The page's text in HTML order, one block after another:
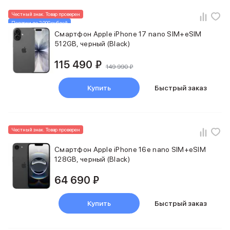
Кабели Lightning
3D Стикеры
Кардхолдеры MagSafe
iPad
iPad Pro 13″
iPad Air 10.9″
iPad
iPad 11″
Объем памяти iPad
iPad 2048 Gb
Честный знак. Товар проверен
Подарки до 2 000 рублей
От 45 090 ₽ в Trade-inСмартфон Apple iPhone 17 nano SIM+eSIM
512GB, черный (Black)
115 490 ₽ 149 990 ₽
Купить Быстрый заказ
Честный знак. Товар проверен
Смартфон Apple iPhone 16e nano SIM+eSIM
128GB, черный (Black)
64 690 ₽
Купить Быстрый заказ